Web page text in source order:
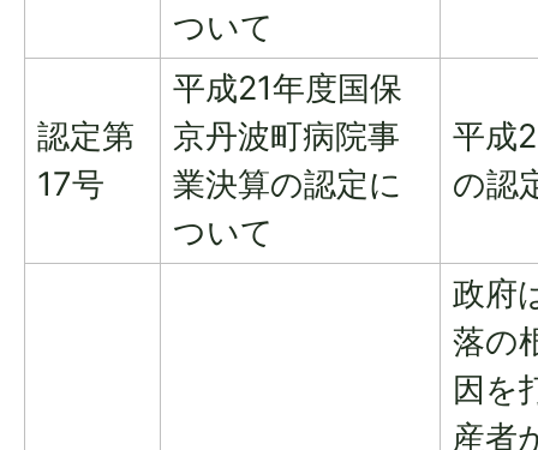
ついて
認定第
17号
平成21年度国保
京丹波町病院事
業決算の認定に
ついて
平成
の認
政府
落の
因を
産者